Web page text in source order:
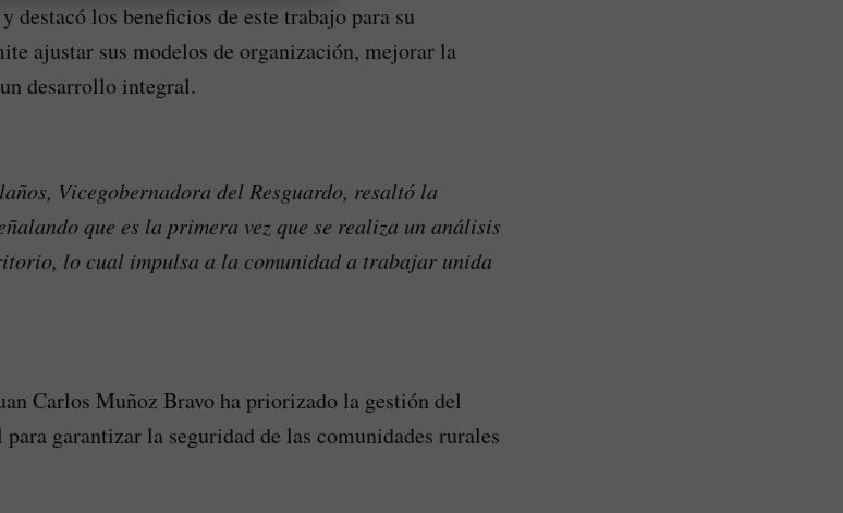
los beneficios de este trabajo para su
ajustar sus modelos de organización, mejorar la
desarrollo integral.
Vicegobernadora del Resguardo, resaltó la
que es la primera vez que se realiza un análisis
lo cual impulsa a la comunidad a trabajar unida
Carlos Muñoz Bravo ha priorizado la gestión del
garantizar la seguridad de las comunidades rurales